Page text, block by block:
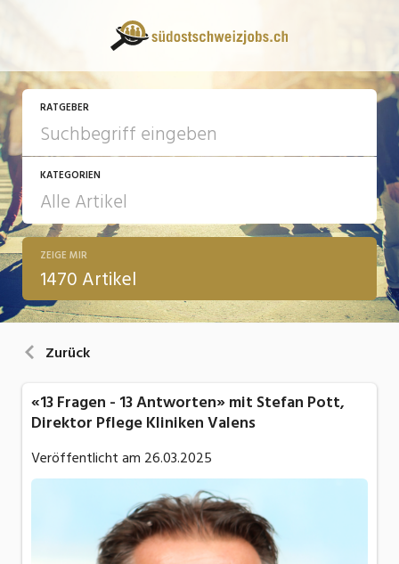
RATGEBER
KATEGORIEN
13 Fragen - 13 Antworten
Arbeit
ZEIGE MIR
1470 Artikel
Zurück
«13 Fragen - 13 Antworten» mit Stefan Pott,
Direktor Pflege Kliniken Valens
Veröffentlicht am 26.03.2025